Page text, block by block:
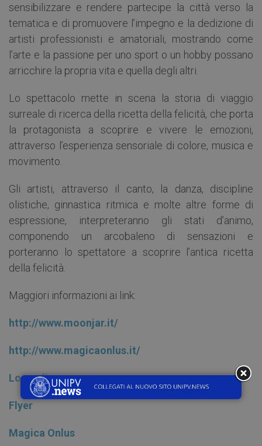
sensibilizzare e rendere partecipe la città verso la
tematica e di promuovere l’impegno e la dedizione di
artisti professionisti e amatoriali, mostrando come
l’arte e la passione per uno sport o un hobby possano
arricchire la propria vita e quella degli altri.
Lo spettacolo mette in scena la storia di viaggio
surreale di ricerca della ricetta della felicità, che porta
la protagonista a scoprire e vivere le emozioni,
attraverso l’esperienza sensoriale di colore, musica e
movimento.
Gli artisti, attraverso il canto, la danza, discipline
olistiche, ginnastica ritmica e molte altre forme di
espressione, interpreteranno gli stati d’animo,
componendo un arcobaleno di sensazioni e
porteranno lo spettatore a scoprire l’antica ricetta
della felicità.
Maggiori informazioni ai link:
http://www.moonjar.it/
http://www.magicaonlus.it/
Locandina
Flyer
Magica Onlus